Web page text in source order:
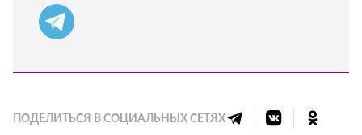
ПОДЕЛИТЬСЯ В СОЦИАЛЬНЫХ СЕТЯХ